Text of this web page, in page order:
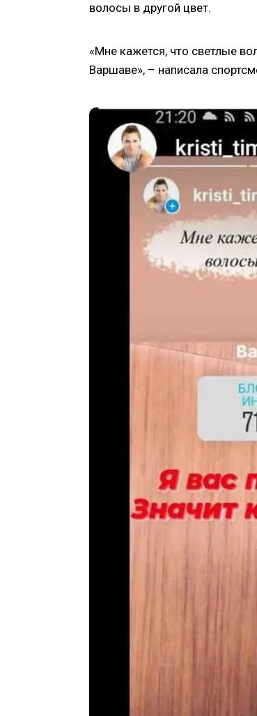
волосы в другой цвет.
«Мне кажется, что светлые
Варшаве», – написала